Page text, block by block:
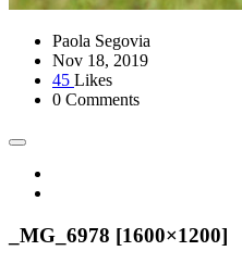
Paola Segovia
Nov 18, 2019
45 Likes
0 Comments
_MG_6978 [1600×1200]